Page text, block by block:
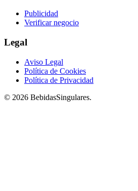
Publicidad
Verificar negocio
Legal
Aviso Legal
Política de Cookies
Política de Privacidad
© 2026 BebidasSingulares.